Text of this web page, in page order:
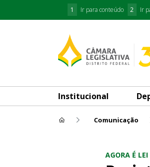
1 Ir para conteúdo 2 Ir
Institucional
Comunicação
Projeto sancionado
AGORA É LEI